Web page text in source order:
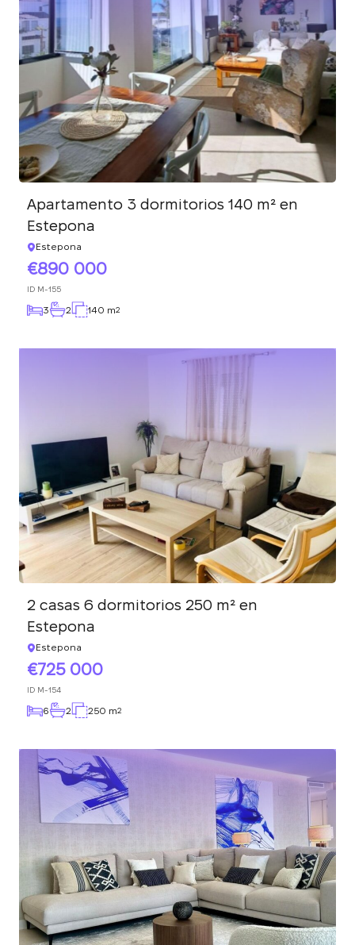
Apartamento 3 dormitorios 140 m² en
Estepona
Estepona
890 000
ID M-155
3 2 140 m2
2 casas 6 dormitorios 250 m² en
Estepona
Estepona
725 000
ID M-154
6 2 250 m2